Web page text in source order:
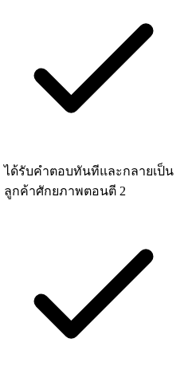
ได้รับคำตอบทันทีและกลายเป็น
ลูกค้าศักยภาพตอนตี 2